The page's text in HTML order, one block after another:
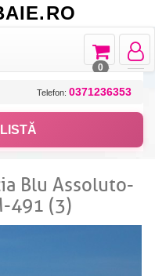
Toggle
Toggle
navigation
0
Telefon: 0371236353
Blu Assoluto-
491 (3)